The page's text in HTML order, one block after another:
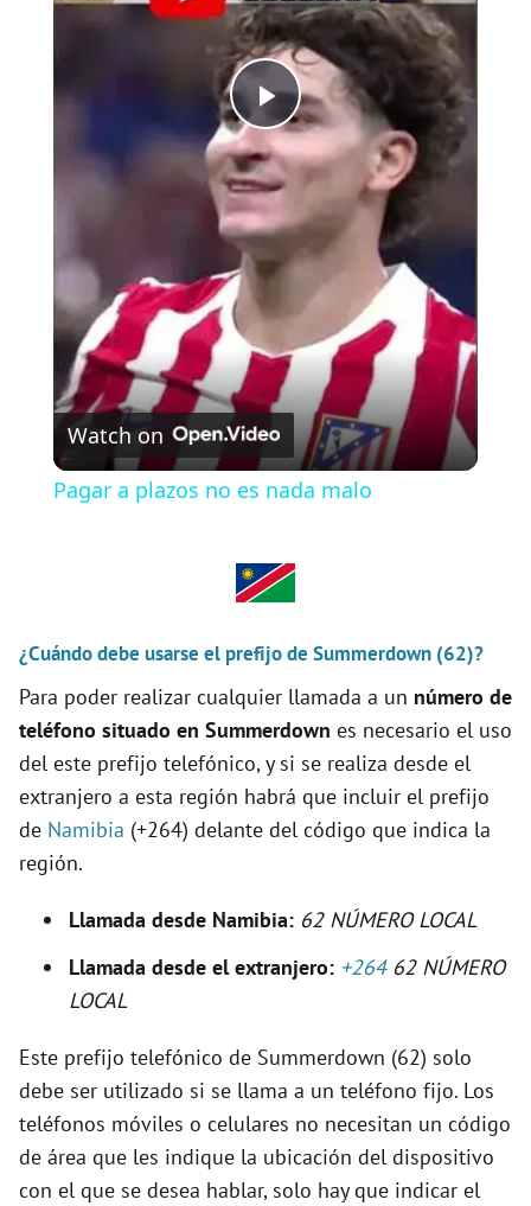
P
l
a
y
V
i
d
o
Watch on
Pagar a plazos no es nada malo
¿Cuándo debe usarse el prefijo de Summerdown (62)?
Para poder realizar cualquier llamada a un número de
teléfono situado en Summerdown es necesario el uso
del este prefijo telefónico, y si se realiza desde el
extranjero a esta región habrá que incluir el prefijo
de Namibia (+264) delante del código que indica la
región.
Llamada desde Namibia: 62 NÚMERO LOCAL
Llamada desde el extranjero: +26462 NÚMERO
LOCAL
Este prefijo telefónico de Summerdown (62) solo
debe ser utilizado si se llama a un teléfono fijo. Los
teléfonos móviles o celulares no necesitan un código
de área que les indique la ubicación del dispositivo
con el que se desea hablar, solo hay que indicar el